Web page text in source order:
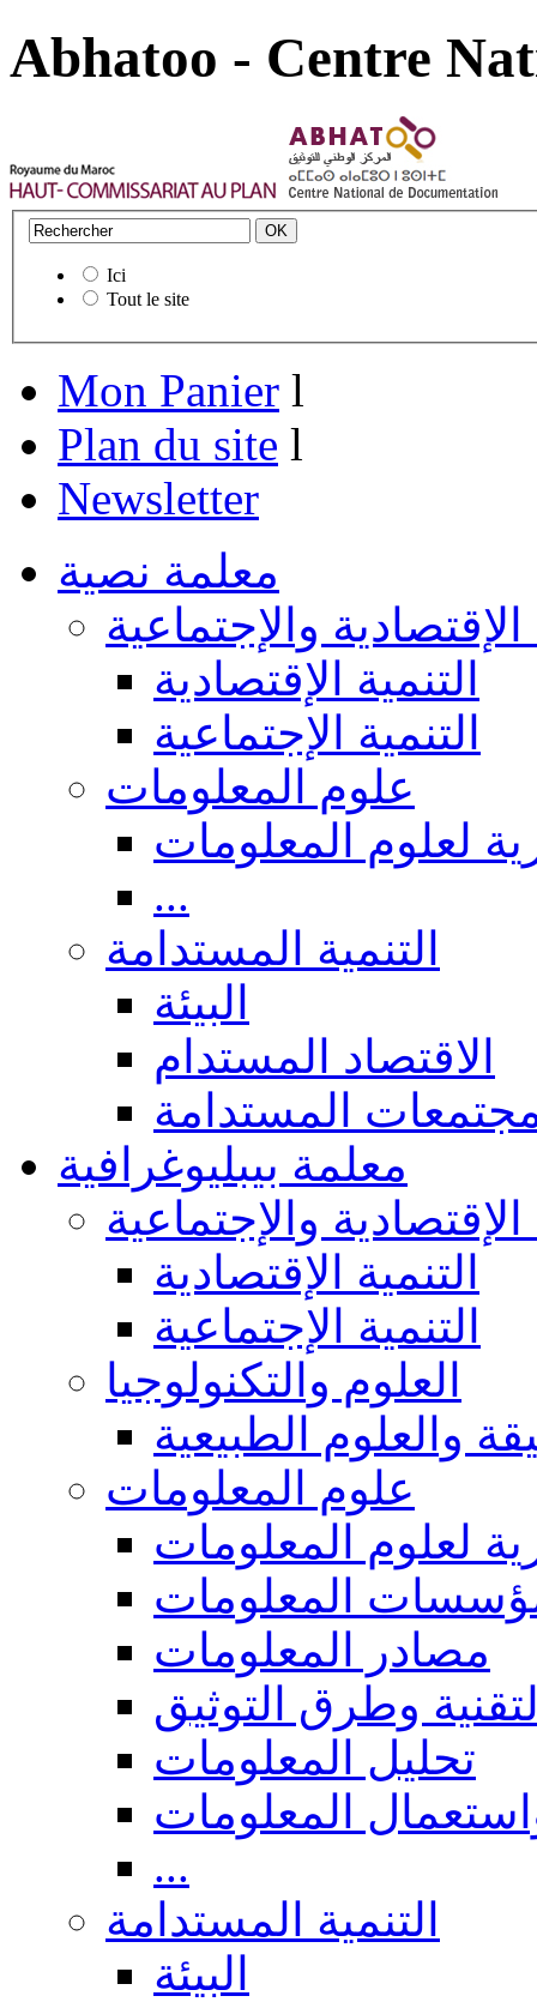
Abhatoo - Centre
Ici
Tout le site
Mon Panier l
Plan du site l
Newsletter
معلمة نصية
الإقتصادية والإجتماعية
التنمية الإقتصادية
التنمية الإجتماعية
علوم المعلومات
لعلوم المعلومات
...
التنمية المستدامة
البيئة
الاقتصاد المستدام
المستدامة
معلمة بيبليوغرافية
الإقتصادية والإجتماعية
التنمية الإقتصادية
التنمية الإجتماعية
العلوم والتكنولوجيا
والعلوم الطبيعية
علوم المعلومات
لعلوم المعلومات
المعلومات
مصادر المعلومات
وطرق التوثيق
تحليل المعلومات
المعلومات
...
التنمية المستدامة
البيئة